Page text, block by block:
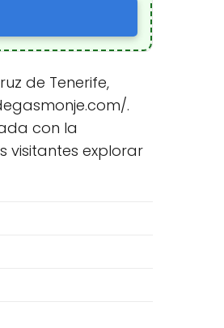
de Tenerife,
.
con la
visitantes explorar